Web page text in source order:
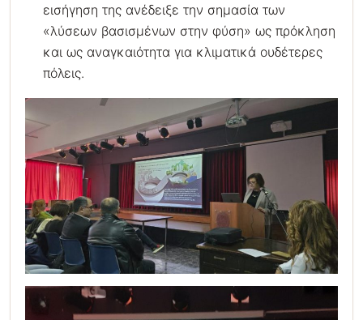
εισήγηση της ανέδειξε την σημασία των
«λύσεων βασισμένων στην φύση» ως πρόκληση
και ως αναγκαιότητα για κλιματικά ουδέτερες
πόλεις.